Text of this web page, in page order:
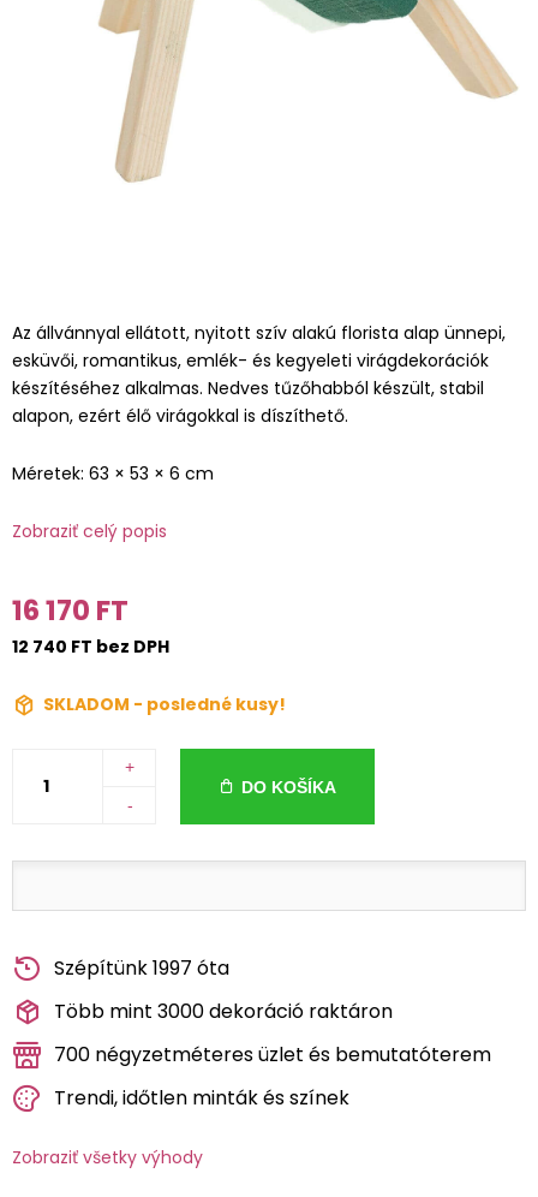
Az állvánnyal ellátott, nyitott szív alakú florista alap ünnepi,
esküvői, romantikus, emlék- és kegyeleti virágdekorációk
készítéséhez alkalmas. Nedves tűzőhabból készült, stabil
alapon, ezért élő virágokkal is díszíthető.
Méretek: 63 × 53 × 6 cm
Zobraziť celý popis
16 170 FT
12 740 FT bez DPH
SKLADOM - posledné kusy!
+
-
DO KOŠÍKA
Szépítünk 1997 óta
Több mint 3000 dekoráció raktáron
700 négyzetméteres üzlet és bemutatóterem
Trendi, időtlen minták és színek
Zobraziť všetky výhody